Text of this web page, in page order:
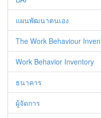
แผนพัฒนาตนเอง
The Work Behaviour
Work Behavior Inventory
ธนาคาร
ผู้จัดการ